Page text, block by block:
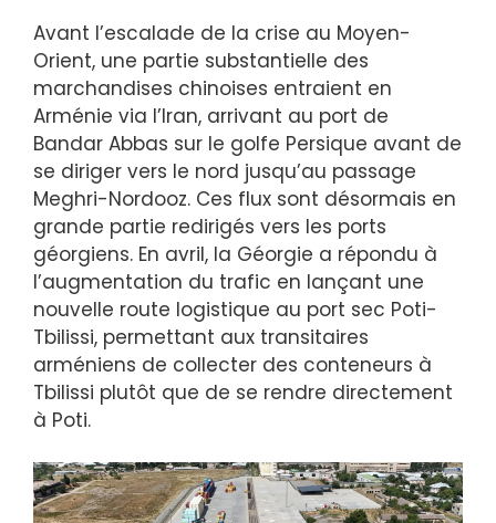
Avant l’escalade de la crise au Moyen-
Orient, une partie substantielle des
marchandises chinoises entraient en
Arménie via l’Iran, arrivant au port de
Bandar Abbas sur le golfe Persique avant de
se diriger vers le nord jusqu’au passage
Meghri-Nordooz. Ces flux sont désormais en
grande partie redirigés vers les ports
géorgiens. En avril, la Géorgie a répondu à
l’augmentation du trafic en lançant une
nouvelle route logistique au port sec Poti-
Tbilissi, permettant aux transitaires
arméniens de collecter des conteneurs à
Tbilissi plutôt que de se rendre directement
à Poti.